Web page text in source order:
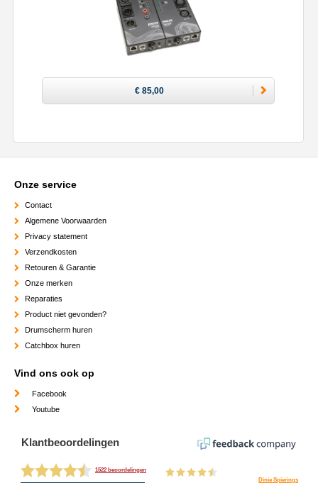
€ 85,00
Onze service
Contact
Algemene Voorwaarden
Privacy statement
Verzendkosten
Retouren & Garantie
Onze merken
Reparaties
Product niet gevonden?
Drumscherm huren
Catchbox huren
Vind ons ook op
Facebook
Youtube
Klantbeoordelingen
1522 beoordelingen
Dinie Spierings